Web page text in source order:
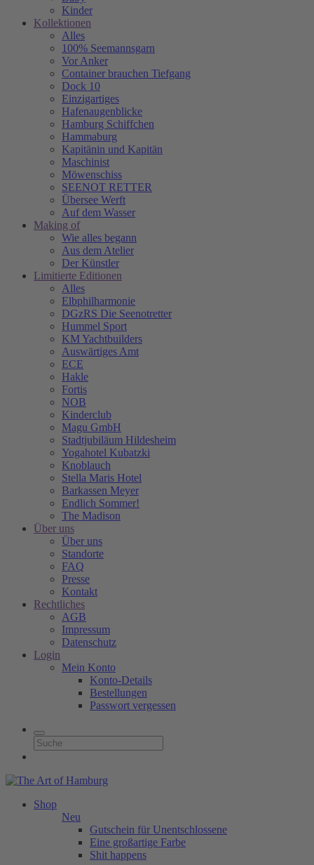
Kinder
Kollektionen
Alles
100% Seemannsgarn
Vor Anker
Container brauchen Tiefgang
Dock 10
Einzigartiges
Hafenaugen­blicke
Hamburg Schiffchen
Hammaburg
Kapitänin und Kapitän
Maschinist
Möwenschiss
SEENOT RETTER
Übersee Werft
Auf dem Wasser
Making of
Wie alles begann
Aus dem Atelier
Der Künstler
Limitierte Editionen
Alles
Elbphilharmonie
DGzRS Die Seenotretter
Hummel Sport
KM Yachtbuilders
Auswärtiges Amt
ECE
Hakle
Fortis
NOB
Kinderclub
Magu GmbH
Stadtjubiläum Hildesheim
Yogahotel Kubatzki
Knoblauch
Stella Maris Hotel
Barkassen Meyer
Endlich Sommer!
The Madison
Über uns
Über uns
Standorte
FAQ
Presse
Kontakt
Rechtliches
AGB
Impressum
Datenschutz
Login
Mein Konto
Konto-Details
Bestellungen
Passwort vergessen
Shop
Neu
Gutschein für Unentschlossene
Eine großartige Farbe
Shit happens